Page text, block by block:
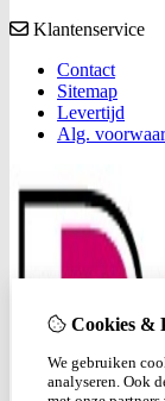
Klantenservice
Contact
Sitemap
Levertijd
Alg.
Cookies &
We gebruiken
analyseren. Ook